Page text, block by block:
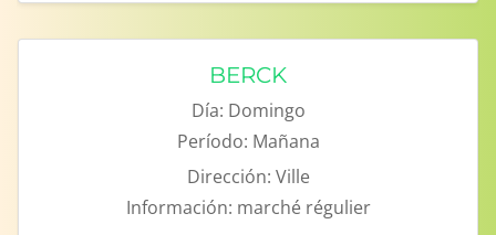
BERCK
Día: Domingo
Período: Mañana
Dirección: Ville
Información: marché régulier